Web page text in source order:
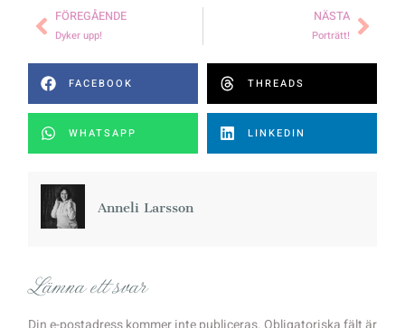
FÖREGÅENDE
Dyker upp!
NÄSTA
Porträtt!
FACEBOOK THREADS
WHATSAPP LINKEDIN
Anneli Larsson
Lämna ett svar